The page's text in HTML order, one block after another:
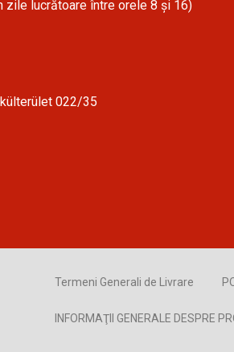
zile lucrătoare între orele 8 și 16)
022/35
Termeni Generali de Livrare
INFORMAŢII GENERALE DESPRE